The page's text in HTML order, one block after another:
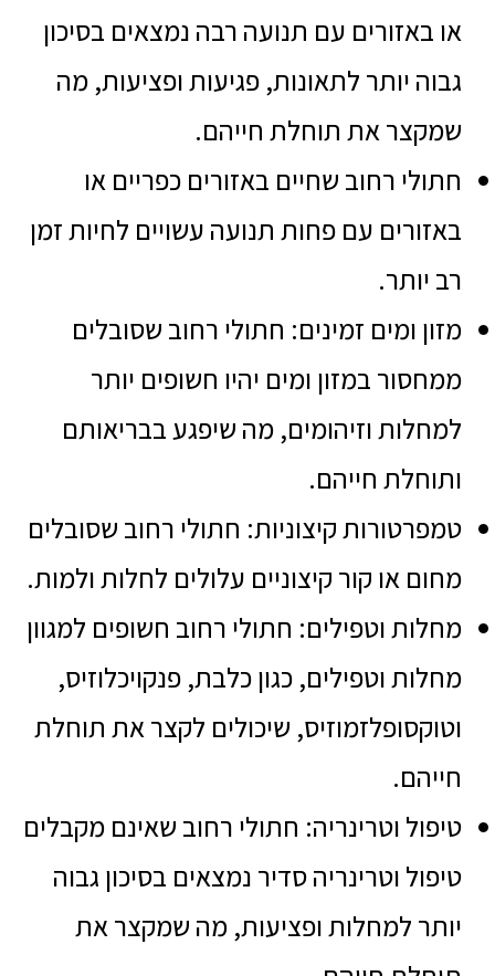
או באזורים עם תנועה רבה נמצאים בסיכון
גבוה יותר לתאונות, פגיעות ופציעות, מה
שמקצר את תוחלת חייהם.
חתולי רחוב שחיים באזורים כפריים או
באזורים עם פחות תנועה עשויים לחיות זמן
רב יותר.
מזון ומים זמינים: חתולי רחוב שסובלים
ממחסור במזון ומים יהיו חשופים יותר
למחלות וזיהומים, מה שיפגע בבריאותם
ותוחלת חייהם.
טמפרטורות קיצוניות: חתולי רחוב שסובלים
מחום או קור קיצוניים עלולים לחלות ולמות.
מחלות וטפילים: חתולי רחוב חשופים למגוון
מחלות וטפילים, כגון כלבת, פנקויכלוזיס,
וטוקסופלזמוזיס, שיכולים לקצר את תוחלת
חייהם.
טיפול וטרינריה: חתולי רחוב שאינם מקבלים
טיפול וטרינריה סדיר נמצאים בסיכון גבוה
יותר למחלות ופציעות, מה שמקצר את